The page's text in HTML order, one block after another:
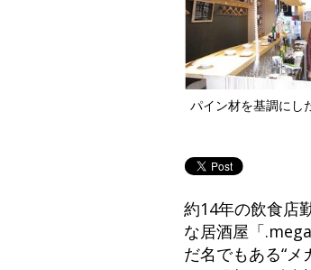
パイン材を基調にし
約14年の飲食店
な居酒屋「
だ名でもある“